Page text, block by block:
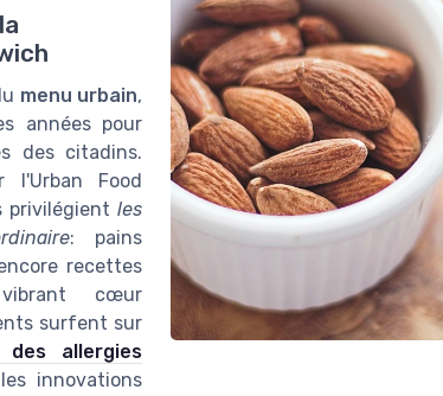
menu urbain,
années pour
des citadins.
l'Urban Food
privilégient les
: pains
recettes
cœur
surfent sur
allergies
innovations